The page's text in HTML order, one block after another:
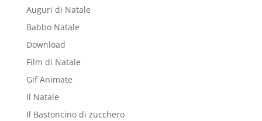
Auguri di Natale
Babbo Natale
Download
Film di Natale
Gif Animate
Il Natale
Il Bastoncino di zucchero